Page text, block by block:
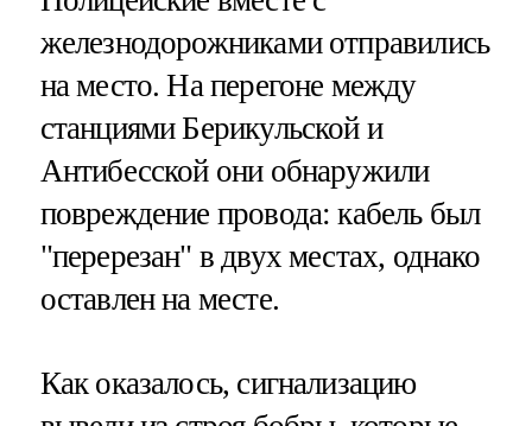
железнодорожниками отправились
на место. На перегоне между
станциями Берикульской и
Антибесской они обнаружили
повреждение провода: кабель был
"перерезан" в двух местах, однако
оставлен на месте.
Как оказалось, сигнализацию